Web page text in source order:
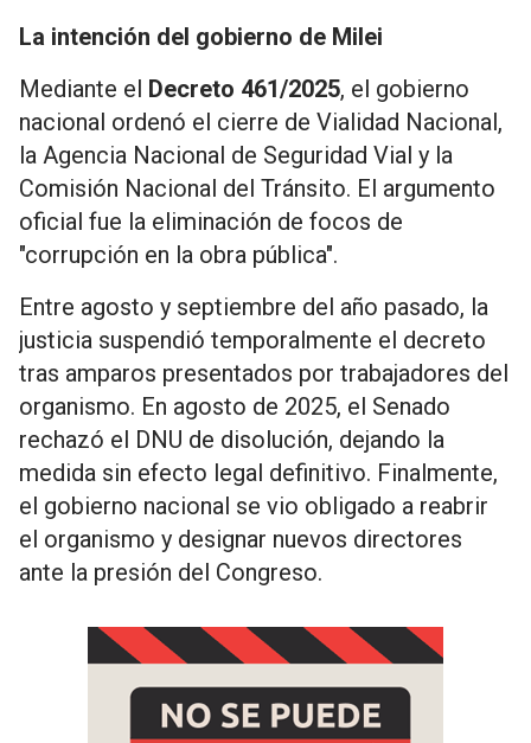
La intención del gobierno de Milei
Mediante el Decreto 461/2025, el gobierno
nacional ordenó el cierre de Vialidad Nacional,
la Agencia Nacional de Seguridad Vial y la
Comisión Nacional del Tránsito. El argumento
oficial fue la eliminación de focos de
"corrupción en la obra pública".
Entre agosto y septiembre del año pasado, la
justicia suspendió temporalmente el decreto
tras amparos presentados por trabajadores del
organismo. En agosto de 2025, el Senado
rechazó el DNU de disolución, dejando la
medida sin efecto legal definitivo. Finalmente,
el gobierno nacional se vio obligado a reabrir
el organismo y designar nuevos directores
ante la presión del Congreso.